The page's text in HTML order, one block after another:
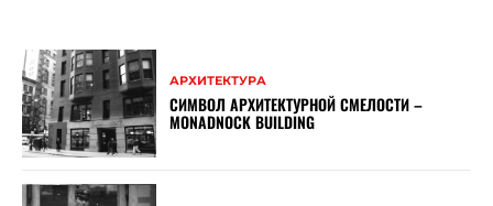
АРХИТЕКТУРА
СИМВОЛ АРХИТЕКТУРНОЙ СМЕЛОСТИ –
MONADNOCK BUILDING